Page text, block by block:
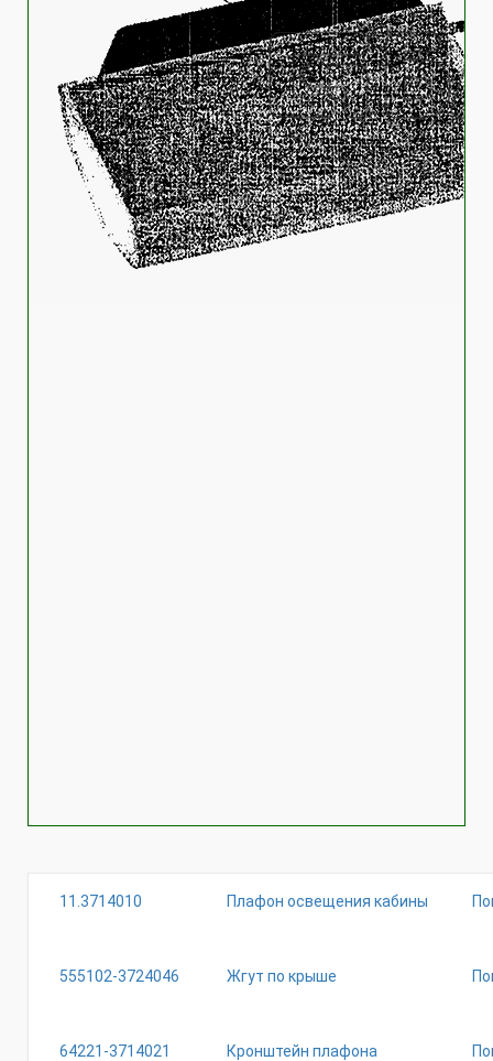
11.3714010 Плафон освещения кабины
555102-3724046 Жгут по крыше
64221-3714021 Кронштейн плафона